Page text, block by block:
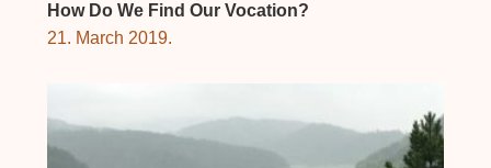
How Do We Find Our Vocation?
21. March 2019.